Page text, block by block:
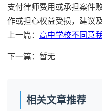
支付律师费用或承担案件
作或担心权益受损，建议
上一篇： 高中学校不同意
下一篇：暂无
相关文章推荐